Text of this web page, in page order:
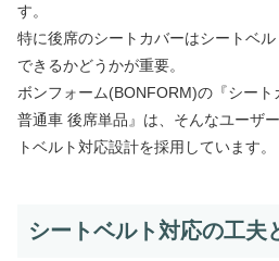
す。
特に後席のシートカバーはシートベ
できるかどうかが重要。
ボンフォーム(BONFORM)の『シー
普通車 後席単品』は、そんなユーザ
トベルト対応設計を採用しています。
シートベルト対応の工夫